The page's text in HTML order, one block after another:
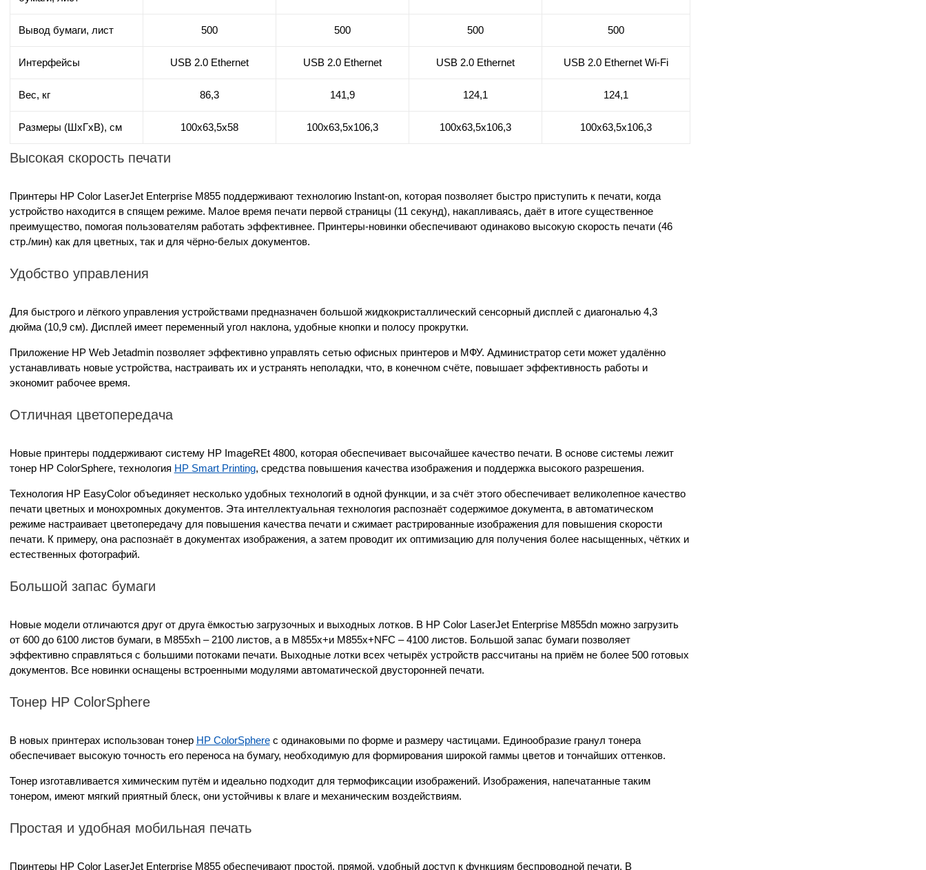
Вывод бумаги, лист 500 500 500 500
Интерфейсы USB 2.0 Ethernet USB 2.0 Ethernet USB 2.0 Ethernet USB 2.0 Ethernet Wi-Fi
Вес, кг 86,3 141,9 124,1 124,1
Размеры (ШхГхВ), см 100х63,5х58 100х63,5х106,3 100х63,5х106,3 100х63,5х106,3
Высокая скорость печати
Принтеры HP Color LaserJet Enterprise M855 поддерживают технологию Instant-on, которая позволяет быстро приступить к печати, когда
устройство находится в спящем режиме. Малое время печати первой страницы (11 секунд), накапливаясь, даёт в итоге существенное
преимущество, помогая пользователям работать эффективнее. Принтеры-новинки обеспечивают одинаково высокую скорость печати (46
стр./мин) как для цветных, так и для чёрно-белых документов.
Удобство управления
Для быстрого и лёгкого управления устройствами предназначен большой жидкокристаллический сенсорный дисплей с диагональю 4,3
дюйма (10,9 см). Дисплей имеет переменный угол наклона, удобные кнопки и полосу прокрутки.
Приложение HP Web Jetadmin позволяет эффективно управлять сетью офисных принтеров и МФУ. Администратор сети может удалённо
устанавливать новые устройства, настраивать их и устранять неполадки, что, в конечном счёте, повышает эффективность работы и
экономит рабочее время.
Отличная цветопередача
Новые принтеры поддерживают систему HP ImageREt 4800, которая обеспечивает высочайшее качество печати. В основе системы лежит
тонер HP ColorSphere, технология HP Smart Printing, средства повышения качества изображения и поддержка высокого разрешения.
Технология HP EasyColor объединяет несколько удобных технологий в одной функции, и за счёт этого обеспечивает великолепное качество
печати цветных и монохромных документов. Эта интеллектуальная технология распознаёт содержимое документа, в автоматическом
режиме настраивает цветопередачу для повышения качества печати и сжимает растрированные изображения для повышения скорости
печати. К примеру, она распознаёт в документах изображения, а затем проводит их оптимизацию для получения более насыщенных, чётких и
естественных фотографий.
Большой запас бумаги
Новые модели отличаются друг от друга ёмкостью загрузочных и выходных лотков. В HP Color LaserJet Enterprise M855dn можно загрузить
от 600 до 6100 листов бумаги, в M855xh – 2100 листов, а в M855x+и M855x+NFC – 4100 листов. Большой запас бумаги позволяет
эффективно справляться с большими потоками печати. Выходные лотки всех четырёх устройств рассчитаны на приём не более 500 готовых
документов. Все новинки оснащены встроенными модулями автоматической двусторонней печати.
Тонер HP ColorSphere
В новых принтерах использован тонер HP ColorSphereс одинаковыми по форме и размеру частицами. Единообразие гранул тонера
обеспечивает высокую точность его переноса на бумагу, необходимую для формирования широкой гаммы цветов и тончайших оттенков.
Тонер изготавливается химическим путём и идеально подходит для термофиксации изображений. Изображения, напечатанные таким
тонером, имеют мягкий приятный блеск, они устойчивы к влаге и механическим воздействиям.
Простая и удобная мобильная печать
Принтеры HP Color LaserJet Enterprise M855 обеспечивают простой, прямой, удобный доступ к функциям беспроводной печати. В